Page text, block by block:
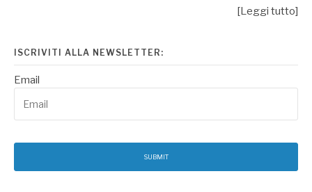
[Leggi tutto]
ISCRIVITI ALLA NEWSLETTER:
Email